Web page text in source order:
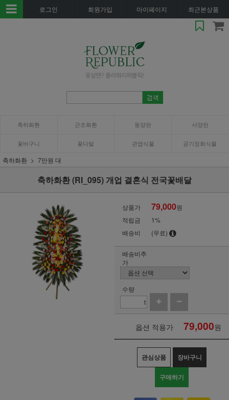
로그인 회원가입 마이페이지 최근본상품
축하화환 근조화환 동양란 서양란
꽃바구니 꽃다발 관엽식물 공기정화식물
축하화환 7만원 대
축하화환 (RI_095) 개업 결혼식 전국꽃배달
상품가 79,000원
적립금
1%
배송비
(무료)
배송비추
가
수량
옵션 적용가 79,000원
관심상품 장바구니
구매하기